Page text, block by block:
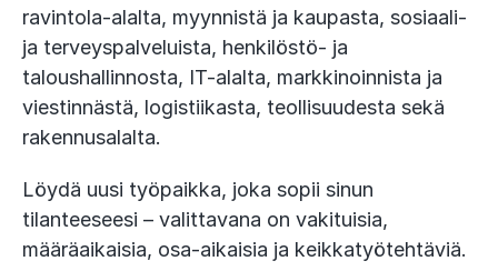
ravintola-alalta, myynnistä ja kaupasta, sosiaali-
ja terveyspalveluista, henkilöstö- ja
taloushallinnosta, IT-alalta, markkinoinnista ja
viestinnästä, logistiikasta, teollisuudesta sekä
rakennusalalta.
Löydä uusi työpaikka, joka sopii sinun
tilanteeseesi – valittavana on vakituisia,
määräaikaisia, osa-aikaisia ja keikkatyötehtäviä.